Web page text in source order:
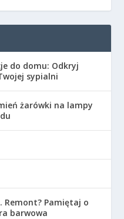
do domu: Odkryj
sypialni
żarówki na lampy
Remont? Pamiętaj o
barwowa